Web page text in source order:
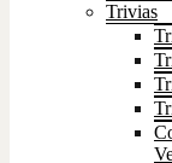
Trivias